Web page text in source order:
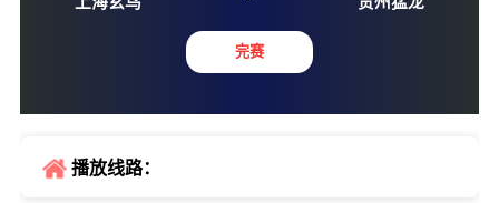
:
完赛
播放线路：